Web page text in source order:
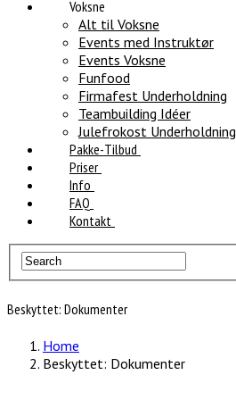
Voksne
Alt til Voksne
Events med Instruktør
Events Voksne
Funfood
Firmafest Underholdning
Teambuilding Idéer
Julefrokost Underholdning
Pakke-Tilbud
Priser
Info
FAQ
Kontakt
Beskyttet: Dokumenter
Home
Beskyttet: Dokumenter